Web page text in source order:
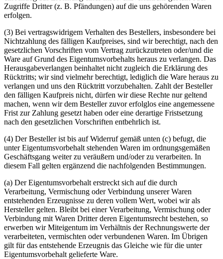
Zugriffe Dritter (z. B. Pfändungen) auf die uns gehörenden Waren
erfolgen.
(3) Bei vertragswidrigem Verhalten des Bestellers, insbesondere bei
Nichtzahlung des fälligen Kaufpreises, sind wir berechtigt, nach den
gesetzlichen Vorschriften vom Vertrag zurückzutreten oder/und die
Ware auf Grund des Eigentumsvorbehalts heraus zu verlangen. Das
Herausgabeverlangen beinhaltet nicht zugleich die Erklärung des
Rücktritts; wir sind vielmehr berechtigt, lediglich die Ware heraus zu
verlangen und uns den Rücktritt vorzubehalten. Zahlt der Besteller
den fälligen Kaufpreis nicht, dürfen wir diese Rechte nur geltend
machen, wenn wir dem Besteller zuvor erfolglos eine angemessene
Frist zur Zahlung gesetzt haben oder eine derartige Fristsetzung
nach den gesetzlichen Vorschriften entbehrlich ist.
(4) Der Besteller ist bis auf Widerruf gemäß unten (c) befugt, die
unter Eigentumsvorbehalt stehenden Waren im ordnungsgemäßen
Geschäftsgang weiter zu veräußern und/oder zu verarbeiten. In
diesem Fall gelten ergänzend die nachfolgenden Bestimmungen.
(a) Der Eigentumsvorbehalt erstreckt sich auf die durch
Verarbeitung, Vermischung oder Verbindung unserer Waren
entstehenden Erzeugnisse zu deren vollem Wert, wobei wir als
Hersteller gelten. Bleibt bei einer Verarbeitung, Vermischung oder
Verbindung mit Waren Dritter deren Eigentumsrecht bestehen, so
erwerben wir Miteigentum im Verhältnis der Rechnungswerte der
verarbeiteten, vermischten oder verbundenen Waren. Im Übrigen
gilt für das entstehende Erzeugnis das Gleiche wie für die unter
Eigentumsvorbehalt gelieferte Ware.